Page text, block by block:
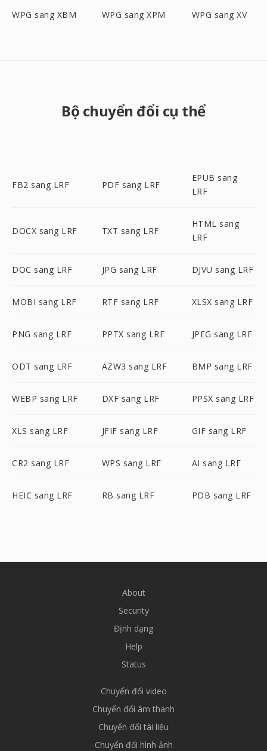
WPG sang XBM WPG sang XPM WPG sang XV
Bộ chuyển đổi cụ thể
FB2 sang LRF PDF sang LRF
EPUB sang
LRF
DOCX sang LRF TXT sang LRF
HTML sang
LRF
DOC sang LRF JPG sang LRF DJVU sang LRF
MOBI sang LRF RTF sang LRF XLSX sang LRF
PNG sang LRF PPTX sang LRF JPEG sang LRF
ODT sang LRF AZW3 sang LRF BMP sang LRF
WEBP sang LRF DXF sang LRF PPSX sang LRF
XLS sang LRF JFIF sang LRF GIF sang LRF
CR2 sang LRF WPS sang LRF AI sang LRF
HEIC sang LRF RB sang LRF PDB sang LRF
About
Security
Định dạng
Help
Status
Chuyển đổi video
Chuyển đổi âm thanh
Chuyển đổi tài liệu
Chuyển đổi hình ảnh